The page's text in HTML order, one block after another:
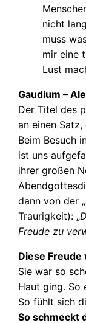
nicht
muss
mir eine
Lust
Gaudium –
Der Titel des
an einen
Beim Besuch
ist uns
ihrer großen
dann von der „
Traurigkeit): „
Freude zu
Diese Freude
Sie war so
Haut ging. So
So fühlt sich
So schmeckt